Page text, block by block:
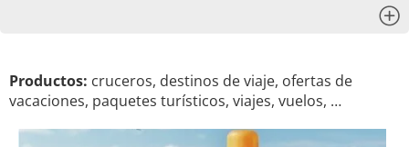
Productos: cruceros, destinos de viaje, ofertas de
vacaciones, paquetes turísticos, viajes, vuelos, …